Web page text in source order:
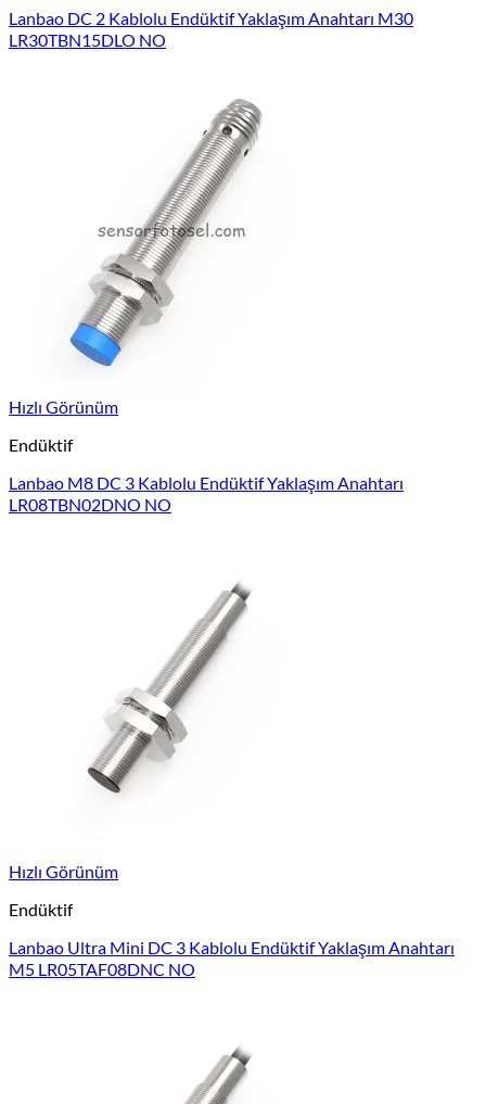
Lanbao DC 2 Kablolu Endüktif Yaklaşım Anahtarı M30
LR30TBN15DLO NO
Hızlı Görünüm
Endüktif
Lanbao M8 DC 3 Kablolu Endüktif Yaklaşım Anahtarı
LR08TBN02DNO NO
Hızlı Görünüm
Endüktif
Lanbao Ultra Mini DC 3 Kablolu Endüktif Yaklaşım Anahtarı
M5 LR05TAF08DNC NO